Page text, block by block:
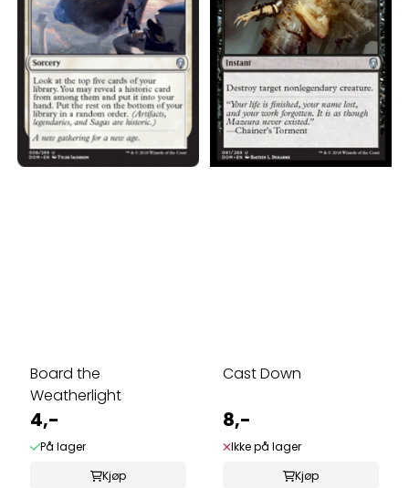
Board the
Weatherlight
4,-
På lager
Kjøp
Cast Down
8,-
Ikke på lager
Kjøp